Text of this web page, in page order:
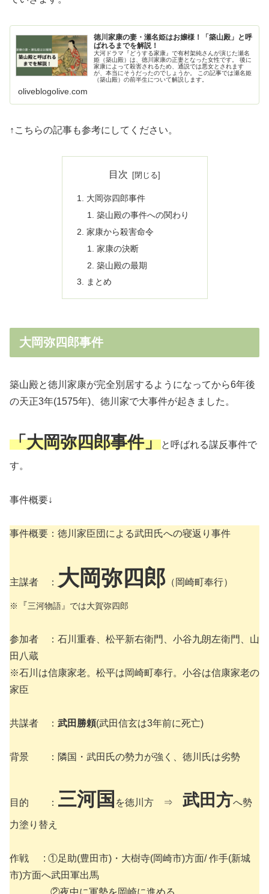
徳川家康の妻・瀬名姫はお嬢様！「築山殿」と呼
ばれるまでを解説！
大河ドラマ『どうする家康』で有村架純さんが演じた瀬名
姫（築山殿）は、徳川家康の正妻となった女性です。 後に
家康によって殺害されるため、通説では悪女とされます
が、本当にそうだったのでしょうか。 この記事では瀬名姫
（築山殿）の前半生について解説します。
oliveblogolive.com
↑こちらの記事も参考にしてください。
目次
大岡弥四郎事件
築山殿の事件への関わり
家康から殺害命令
家康の決断
築山殿の最期
まとめ
大岡弥四郎事件
築山殿と徳川家康が完全別居するようになってから6年後
の天正3年(1575年)、徳川家で大事件が起きました。
「大岡弥四郎事件」と呼ばれる謀反事件で
す。
事件概要↓
事件概要：徳川家臣団による武田氏への寝返り事件
主謀者 ： 大岡弥四郎 （岡崎町奉行）
※ 『三河物語』では大賀弥四郎
参加者 ：石川重春、松平新右衛門、小谷九朗左衛門、山
田八蔵
※石川は信康家老。松平は岡崎町奉行。小谷は信康家老の
家臣
共謀者 ： 武田勝頼(武田信玄は3年前に死亡)
背景 ：隣国・武田氏の勢力が強く、徳川氏は劣勢
目的 ： 三河国 を徳川方 ⇒ 武田方へ勢
力塗り替え
作戦 : ①足助(豊田市)・大樹寺(岡崎市)方面/ 作手(新城
市)方面へ武田軍出馬